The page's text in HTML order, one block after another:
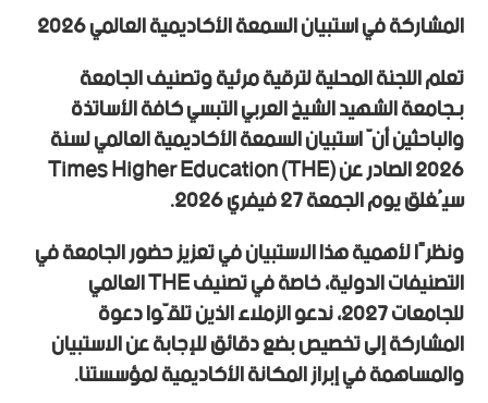
المشاركة في استبيان السمعة الأكاديمية العالمي 2026
تعلم اللجنة المحلية لترقية مرئية وتصنيف الجامعة
بـجامعة الشهيد الشيخ العربي التبسي كافة الأساتذة
والباحثين أنّ استبيان السمعة الأكاديمية العالمي لسنة
2026 الصادر عن Times Higher Education (THE)
سيُغلق يوم الجمعة 27 فيفري 2026.
ونظرًا لأهمية هذا الاستبيان في تعزيز حضور الجامعة في
التصنيفات الدولية، خاصة في تصنيف THE العالمي
للجامعات 2027، ندعو الزملاء الذين تلقّوا دعوة
المشاركة إلى تخصيص بضع دقائق للإجابة عن الاستبيان
والمساهمة في إبراز المكانة الأكاديمية لمؤسستنا.